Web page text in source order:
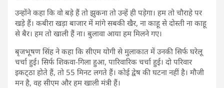
उन्होंने कहा कि वो बड़े हैं तो झुकना तो उन्हें ही पड़ेगा। हम तो चौराहे पर
खड़े हैं। कबीरा खड़ा बाजार में मांगे सबकी खैर, ना काहू से दोस्ती ना काहू
से बैर। हम तो खाली हैं ना। बुलावा आया हम मिलने गए।
बृजभूषण सिंह ने कहा कि सीएम योगी से मुलाकात में उनकी सिर्फ घरेलू
चर्चा हुई। सिर्फ शिकवा-गिला हुआ, पारिवारिक चर्चा हुई। दो परिवार
इकट्‌ठा होते हैं, तो 55 मिनट लगते हैं। कोई द्वेष की घटना नहीं है। मौजी
मन है, वह सीएम और हम खाली मंत्री हैं।